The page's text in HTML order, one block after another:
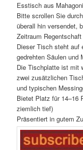
Esstisch aus
Bitte scrollen Sie
überall hin versendet,
Zeitraum Regentschaft
Dieser Tisch steht auf
gedrehten Säulen und
Die Tischplatte ist mit
zwei zusätzlichen
und typischen
Bietet Platz für 14–16
ziemlich tief)
Präsentiert in gutem